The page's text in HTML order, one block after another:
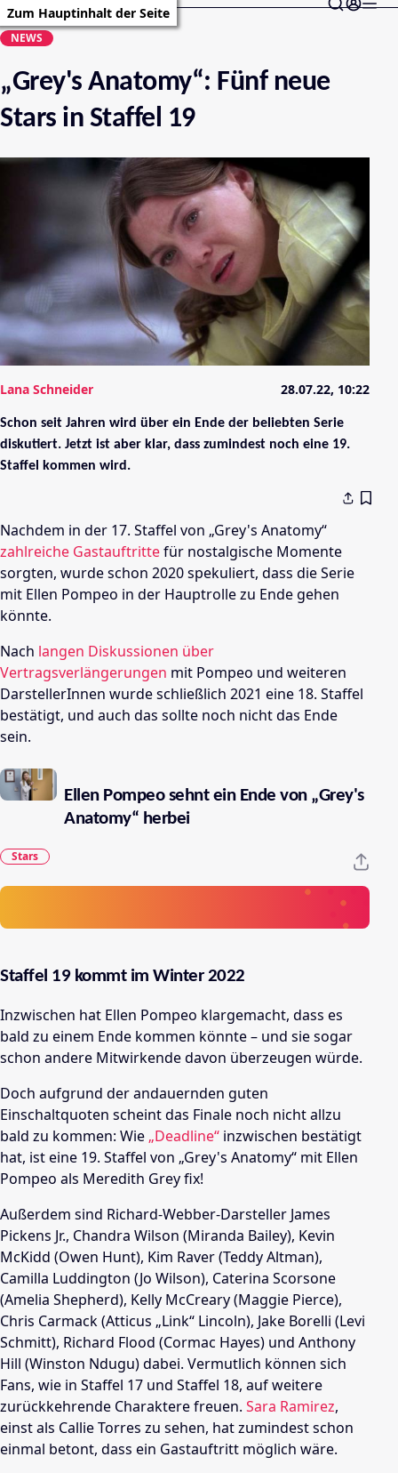
Zum Hauptinhalt der Seite
NEWS
„Grey's Anatomy“: Fünf neue
Stars in Staffel 19
Lana Schneider 28.07.22, 10:22
Schon seit Jahren wird über ein Ende der beliebten Serie
diskutiert. Jetzt ist aber klar, dass zumindest noch eine 19.
Staffel kommen wird.
Nachdem in der 17. Staffel von „Grey's Anatomy“
zahlreiche Gastauftrittefür nostalgische Momente
sorgten, wurde schon 2020 spekuliert, dass die Serie
mit Ellen Pompeo in der Hauptrolle zu Ende gehen
könnte.
Nach langen Diskussionen über
Vertragsverlängerungen mit Pompeo und weiteren
DarstellerInnen wurde schließlich 2021 eine 18. Staffel
bestätigt, und auch das sollte noch nicht das Ende
sein.
Ellen Pompeo sehnt ein Ende von „Grey's
Anatomy“ herbei
Stars
Staffel 19 kommt im Winter 2022
Inzwischen hat Ellen Pompeo klargemacht, dass es
bald zu einem Ende kommen könnte – und sie sogar
schon andere Mitwirkende davon überzeugen würde.
Doch aufgrund der andauernden guten
Einschaltquoten scheint das Finale noch nicht allzu
bald zu kommen: Wie „Deadline“ inzwischen bestätigt
hat, ist eine 19. Staffel von „Grey's Anatomy“ mit Ellen
Pompeo als Meredith Grey fix!
Außerdem sind Richard-Webber-Darsteller James
Pickens Jr., Chandra Wilson (Miranda Bailey), Kevin
McKidd (Owen Hunt), Kim Raver (Teddy Altman),
Camilla Luddington (Jo Wilson), Caterina Scorsone
(Amelia Shepherd), Kelly McCreary (Maggie Pierce),
Chris Carmack (Atticus „Link“ Lincoln), Jake Borelli (Levi
Schmitt), Richard Flood (Cormac Hayes) und Anthony
Hill (Winston Ndugu) dabei. Vermutlich können sich
Fans, wie in Staffel 17 und Staffel 18, auf weitere
zurückkehrende Charaktere freuen. Sara Ramirez,
einst als Callie Torres zu sehen, hat zumindest schon
einmal betont, dass ein Gastauftritt möglich wäre.